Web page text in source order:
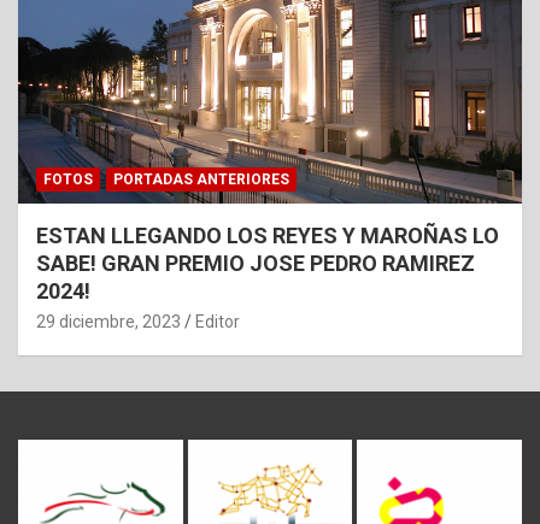
FOTOS PORTADAS ANTERIORES
ESTAN LLEGANDO LOS REYES Y MAROÑAS LO
SABE! GRAN PREMIO JOSE PEDRO RAMIREZ
2024!
29 diciembre, 2023 Editor